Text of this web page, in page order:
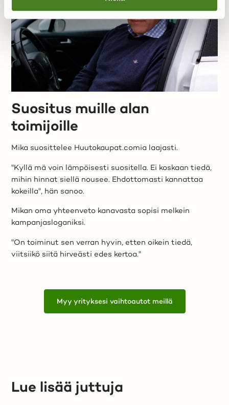
Suositus muille alan
toimijoille
Mika suosittelee Huutokaupat.comia laajasti.
"Kyllä mä voin lämpöisesti suositella. Ei koskaan tiedä,
mihin hinnat siellä nousee. Ehdottomasti kannattaa
kokeilla", hän sanoo.
Mikan oma yhteenveto kanavasta sopisi melkein
kampanjasloganiksi.
"On toiminut sen verran hyvin, etten oikein tiedä,
viitsiikö siitä hirveästi edes kertoa."
Myy yrityksesi vaihtoautot meillä
Lue lisää juttuja